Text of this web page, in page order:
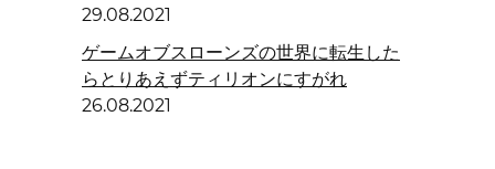
29.08.2021
ゲームオブスローンズの世界に転生した
らとりあえずティリオンにすがれ
26.08.2021